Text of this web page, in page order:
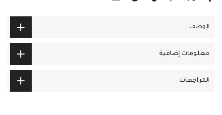
الوصف
معلومات إضافية
المراجعات